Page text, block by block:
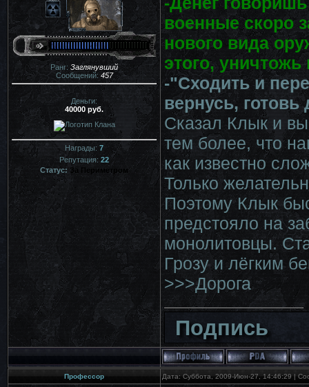
Ранг: Заглянувший
Сообщений:457
Деньги:
40000 руб.
Награды:7
Репутация:22
Статус:За Периметром
военные скоро
нового вида
этого,
-"Сходить и
вернусь, готовь
Сказал Клык и
тем более, что
как известно
Только
Поэтому Клык
предстояло на
монолитовцы.
Грозу и лёгким
>>>Дорога
Подпись
Профессор Дата: Суббота, 2009-Июн-27, 14:46:29 |